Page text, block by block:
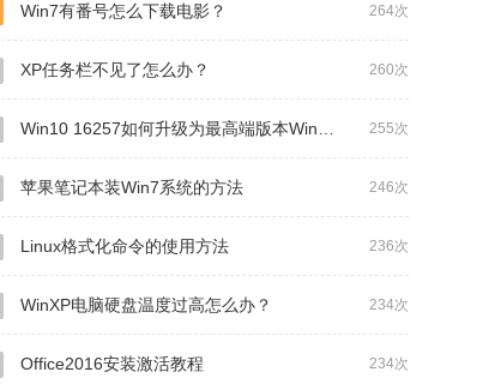
264次
Win7有番号怎么下载电影？
260次
XP任务栏不见了怎么办？
255次
Win10 16257如何升级为最高端版本Win10 Pro for Workstations？
246次
苹果笔记本装Win7系统的方法
236次
Linux格式化命令的使用方法
234次
WinXP电脑硬盘温度过高怎么办？
234次
Office2016安装激活教程